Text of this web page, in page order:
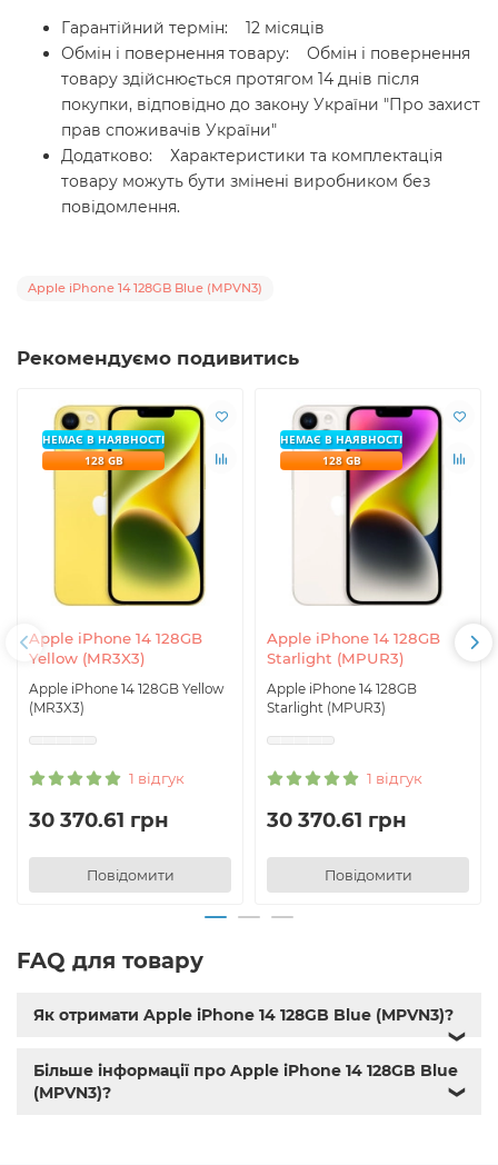
Гарантійний термін: 12 місяців
Обмін і повернення товару: Обмін і повернення
товару здійснюється протягом 14 днів після
покупки, відповідно до закону України "Про захист
прав споживачів України"
Додатково: Характеристики та комплектація
товару можуть бути змінені виробником без
повідомлення.
Apple iPhone 14 128GB Blue (MPVN3)
Рекомендуємо подивитись
Apple iPhone 14 128GB
Yellow (MR3X3)
Apple iPhone 14 128GB Yellow
(MR3X3)
1 відгук
НЕМАЄ В НАЯВНОСТІ
128 GB
30 370.61 грн
Повідомити
Apple iPhone 14 128GB
Starlight (MPUR3)
Apple iPhone 14 128GB
Starlight (MPUR3)
1 відгук
НЕМАЄ В НАЯВНОСТІ
128 GB
30 370.61 грн
Повідомити
FAQ для товару
Як отримати Apple iPhone 14 128GB Blue (MPVN3)?
❯
Більше інформації про Apple iPhone 14 128GB Blue
(MPVN3)?
❯